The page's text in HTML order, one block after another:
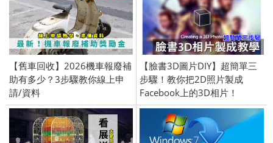
【舊車回收】2026機車報廢補
助有多少？3步驟教你線上申
請/資料
【臉書3D圖片DIY】超簡單三
步驟！教你把2D照片製成
Facebook上的3D相片！